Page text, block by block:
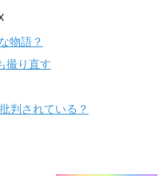
物語？
撮り直す
判されている？